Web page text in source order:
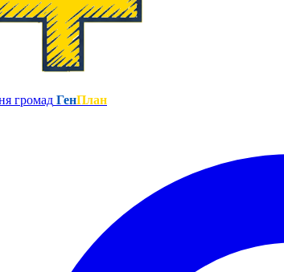
громад ГенПлан